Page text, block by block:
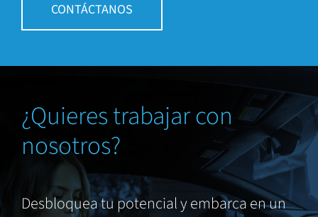
CONTÁCTANOS
¿Quieres trabajar con
nosotros?
Desbloquea tu potencial y embarca en un